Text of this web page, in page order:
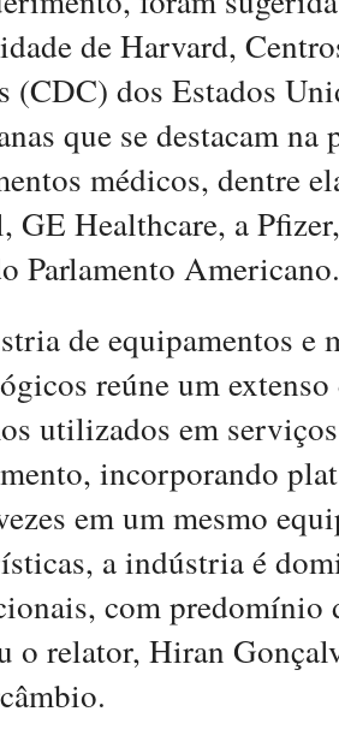
de Harvard,
(CDC) dos Estados
que se destacam na
médicos, dentre
GE Healthcare, a
Parlamento Americano.
de equipamentos e
reúne um
utilizados em
incorporando
em um mesmo
a indústria é
com predomínio
o relator, Hiran